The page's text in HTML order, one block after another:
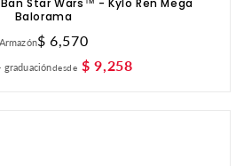
Star Wars™ - Kylo Ren Mega
Balorama
ArmazónPrecio
habitual
$ 6,570
graduacióndesde $ 9,258